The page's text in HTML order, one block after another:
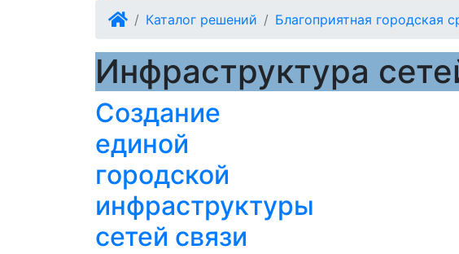
Каталог решений
Благоприятная городская
Инфраструктура
Создание
единой
городской
инфраструктуры
сетей связи